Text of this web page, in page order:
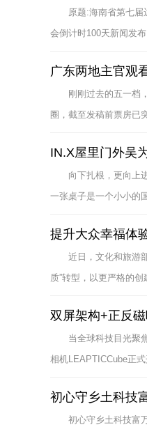
原题:海南省第七届
会倒计时100天新闻发
广东两地主官观
刚刚过去的五一档
圈，截至发稿前票房已
IN.X屋里门外吴
向下扎根，更向上
一张桌子是一个小小的
提升大众幸福体
近日，文化和旅游
质”转型，以更严格的
双屏架构+正反
当全球科技目光聚
相机LEAPTICCube正
初心守乡土科技
初心守乡土科技富